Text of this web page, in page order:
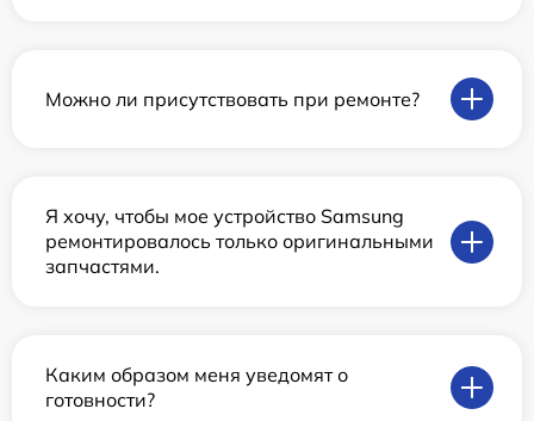
Можно ли присутствовать при ремонте?
Я хочу, чтобы мое устройство Samsung
ремонтировалось только оригинальными
запчастями.
Каким образом меня уведомят о
готовности?